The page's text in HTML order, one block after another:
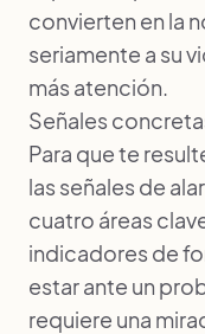
convierten en la
seriamente a su
más atención.
Señales
Para que te
las señales de
cuatro áreas
indicadores de
estar ante un
requiere una